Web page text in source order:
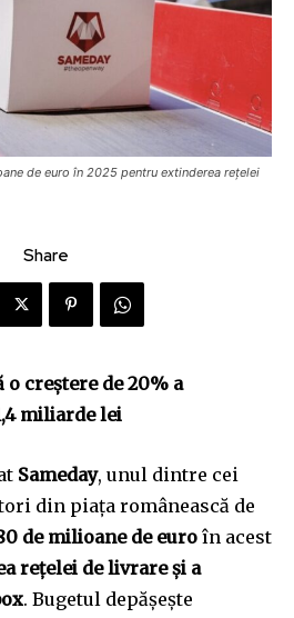
de euro în 2025 pentru extinderea rețelei
Share
o creștere de 20% a
miliarde lei
Sameday, unul dintre cei
din piața românească de
de milioane de euro în acest
rețelei de livrare și a
. Bugetul depășește